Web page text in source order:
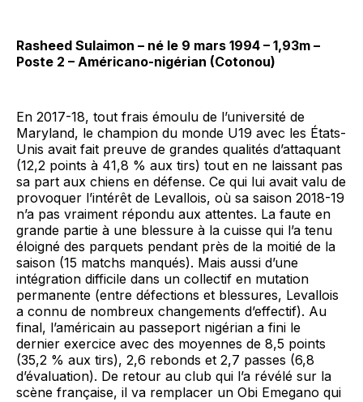
Rasheed Sulaimon – né le 9 mars 1994 – 1,93m –
Poste 2 – Américano-nigérian (Cotonou)
En 2017-18, tout frais émoulu de l’université de
Maryland, le champion du monde U19 avec les États-
Unis avait fait preuve de grandes qualités d’attaquant
(12,2 points à 41,8 % aux tirs) tout en ne laissant pas
sa part aux chiens en défense. Ce qui lui avait valu de
provoquer l’intérêt de Levallois, où sa saison 2018-19
n’a pas vraiment répondu aux attentes. La faute en
grande partie à une blessure à la cuisse qui l’a tenu
éloigné des parquets pendant près de la moitié de la
saison (15 matchs manqués). Mais aussi d’une
intégration difficile dans un collectif en mutation
permanente (entre défections et blessures, Levallois
a connu de nombreux changements d’effectif). Au
final, l’américain au passeport nigérian a fini le
dernier exercice avec des moyennes de 8,5 points
(35,2 % aux tirs), 2,6 rebonds et 2,7 passes (6,8
d’évaluation). De retour au club qui l’a révélé sur la
scène française, il va remplacer un Obi Emegano qui